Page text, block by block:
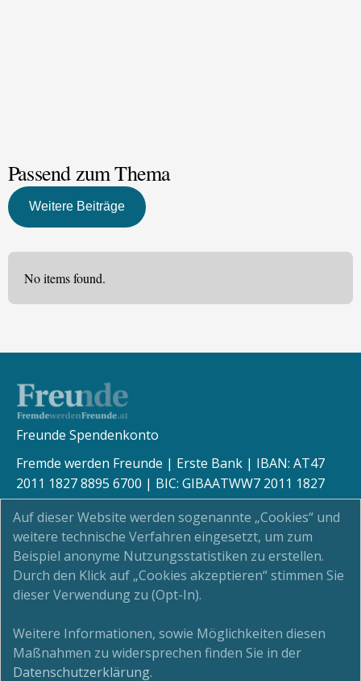
Passend zum Thema
Weitere Beiträge
No items found.
Freunde Spendenkonto
Fremde werden Freunde | Erste Bank | IBAN: AT47
2011 1827 8895 6700 | BIC: GIBAATWW7 2011 1827
8895 6700
Kinderschutz
Impressum
Auf dieser Website werden sogenannte „Cookies“ und
weitere technische Verfahren eingesetzt, um zum
Beispiel anonyme Nutzungsstatistiken zu erstellen.
Durch den Klick auf „Cookies akzeptieren“ stimmen Sie
dieser Verwendung zu (Opt-In).
Weitere Informationen, sowie Möglichkeiten diesen
Maßnahmen zu widersprechen finden Sie in der
Datenschutzerklärung.